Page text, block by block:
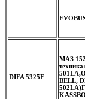
DIFA 5325E
МАЗ
BELL,
502LA)